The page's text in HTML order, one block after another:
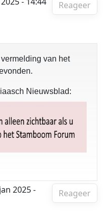
Reageer
van het
Nieuwsblad:
Reageer
2025 -